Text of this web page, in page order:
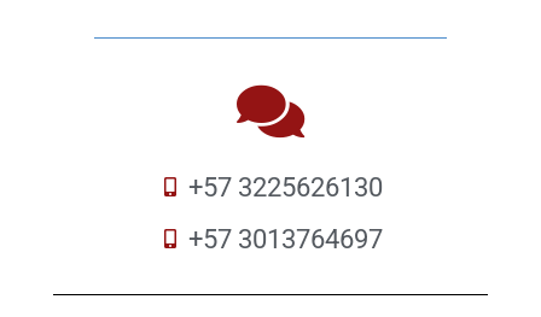
+57 3225626130
+57 3013764697